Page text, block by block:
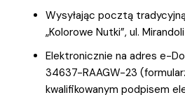
Wysyłając pocztą
„Kolorowe Nutki”, ul.
Elektronicznie na adres e-
34637-RAAGW-23
kwalifikowanym podpisem